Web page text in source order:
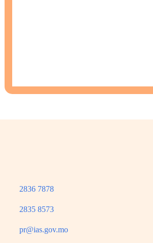
2836 7878
2835 8573
pr@ias.gov.mo